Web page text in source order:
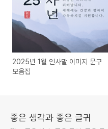
2025년 1월 인사말 이미지 문구
모음집
좋은 생각과 좋은 글귀